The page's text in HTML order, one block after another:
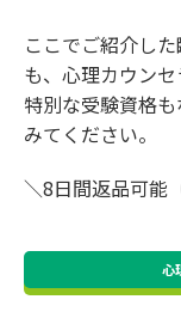
ここでご紹介し
も、心理カウンセ
特別な受験資格
みてください。
＼8日間返品可能
心